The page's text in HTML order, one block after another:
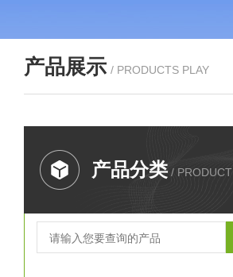
产品展示 / PRODUCTS PLAY
产品分类 / PRODUCT